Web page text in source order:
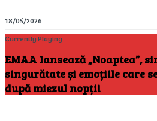
18/05/2026
Currently Playing
EMAA lansează „Noaptea”,
singurătate și emoțiile care
după miezul nopții